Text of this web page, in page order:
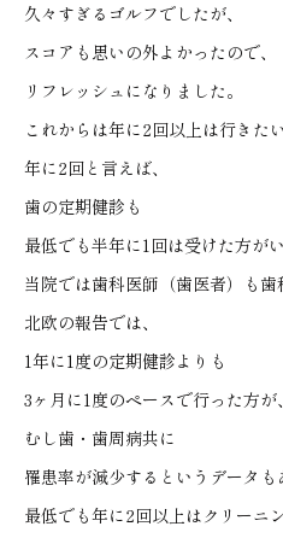
久々すぎるゴルフでしたが、
スコアも思いの外よかったので、
リフレッシュになりました。
これからは年に2回以上は行きた
年に2回と言えば、
歯の定期健診も
最低でも半年に1回は受けた方が
当院では歯科医師（歯医者）も歯
北欧の報告では、
1年に1度の定期健診よりも
3ヶ月に1度のペースで行った方が、
むし歯・歯周病共に
罹患率が減少するというデータも
最低でも年に2回以上はクリーニ